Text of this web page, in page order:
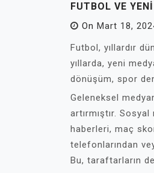
FUTBOL VE
On Mart 18,
Futbol, yıllardır
yıllarda, yeni
dönüşüm, spor
Geleneksel
artırmıştır.
haberleri, maç
telefonlarından
Bu, taraftarların